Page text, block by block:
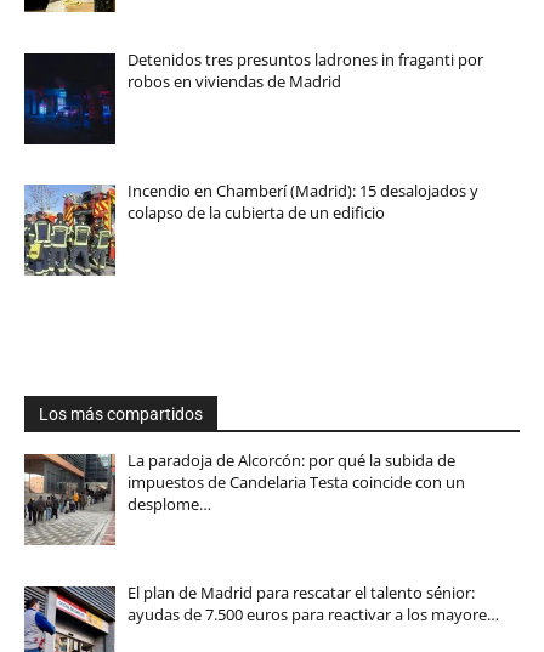
Detenidos tres presuntos ladrones in fraganti por
robos en viviendas de Madrid
Incendio en Chamberí (Madrid): 15 desalojados y
colapso de la cubierta de un edificio
Los más compartidos
La paradoja de Alcorcón: por qué la subida de
impuestos de Candelaria Testa coincide con un
desplome…
El plan de Madrid para rescatar el talento sénior:
ayudas de 7.500 euros para reactivar a los mayore…